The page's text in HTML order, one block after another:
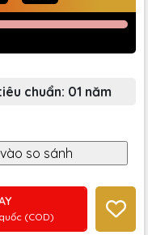
chuẩn: 01 năm
(COD)